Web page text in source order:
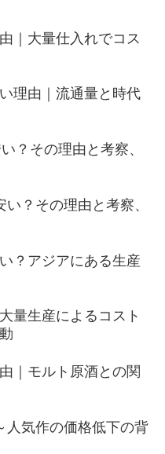
｜大量仕入れでコス
理由｜流通量と時代
？その理由と考察、
？その理由と考察、
？アジアにある生産
量生産によるコスト
｜モルト原酒との関
人気作の価格低下の背